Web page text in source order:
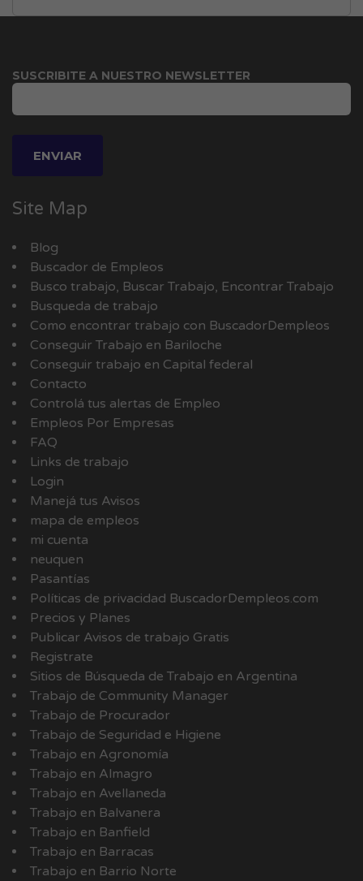
SUSCRIBITE A NUESTRO NEWSLETTER
Site Map
Blog
Buscador de Empleos
Busco trabajo, Buscar Trabajo, Encontrar Trabajo
Busqueda de trabajo
Como encontrar trabajo con BuscadorDempleos
Conseguir Trabajo en Bariloche
Conseguir trabajo en Capital federal
Contacto
Controlá tus alertas de Empleo
Empleos Por Empresas
FAQ
Links de trabajo
Login
Manejá tus Avisos
mapa de empleos
mi cuenta
neuquen
Pasantías
Políticas de privacidad BuscadorDempleos.com
Precios y Planes
Publicar Avisos de trabajo Gratis
Registrate
Sitios de Búsqueda de Trabajo en Argentina
Trabajo de Community Manager
Trabajo de Procurador
Trabajo de Seguridad e Higiene
Trabajo en Agronomía
Trabajo en Almagro
Trabajo en Avellaneda
Trabajo en Balvanera
Trabajo en Banfield
Trabajo en Barracas
Trabajo en Barrio Norte